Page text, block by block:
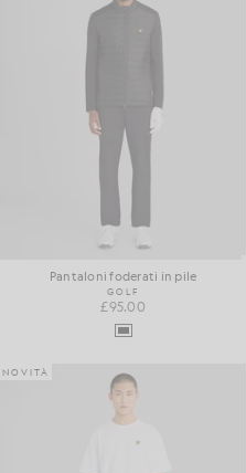
Pantaloni foderati in pile
GOLF
£95.00
NOVITÀ